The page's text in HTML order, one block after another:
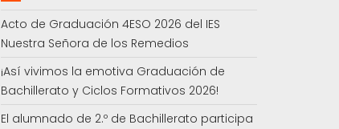
Acto de Graduación 4ESO 2026 del IES
Nuestra Señora de los Remedios
¡Así vivimos la emotiva Graduación de
Bachillerato y Ciclos Formativos 2026!
El alumnado de 2.º de Bachillerato participa